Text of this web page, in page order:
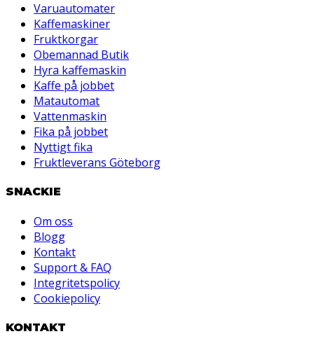
Varuautomater
Kaffemaskiner
Fruktkorgar
Obemannad Butik
Hyra kaffemaskin
Kaffe på jobbet
Matautomat
Vattenmaskin
Fika på jobbet
Nyttigt fika
Fruktleverans Göteborg
SNACKIE
Om oss
Blogg
Kontakt
Support & FAQ
Integritetspolicy
Cookiepolicy
KONTAKT